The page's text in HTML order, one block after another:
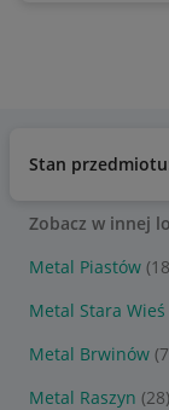
Stan
Zobacz w innej
Metal Piastów
Metal Stara Wieś
Metal Brwinów
Metal Raszyn (28)